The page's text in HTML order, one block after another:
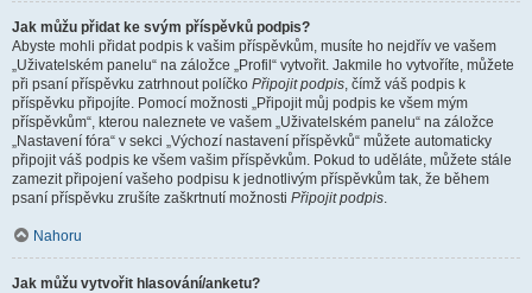
Jak můžu přidat ke svým příspěvků podpis?
Abyste mohli přidat podpis k vašim příspěvkům, musíte ho nejdřív ve vašem
„Uživatelském panelu“ na záložce „Profil“ vytvořit. Jakmile ho vytvoříte, můžete
při psaní příspěvku zatrhnout políčko Připojit podpis, čímž váš podpis k
příspěvku připojíte. Pomocí možnosti „Připojit můj podpis ke všem mým
příspěvkům“, kterou naleznete ve vašem „Uživatelském panelu“ na záložce
„Nastavení fóra“ v sekci „Výchozí nastavení příspěvků“ můžete automaticky
připojit váš podpis ke všem vašim příspěvkům. Pokud to uděláte, můžete stále
zamezit připojení vašeho podpisu k jednotlivým příspěvkům tak, že během
psaní příspěvku zrušíte zaškrtnutí možnosti Připojit podpis.
Nahoru
Jak můžu vytvořit hlasování/anketu?